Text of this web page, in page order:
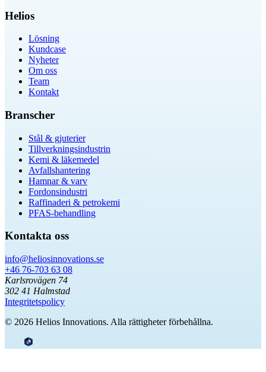
Helios
Lösning
Kundcase
Nyheter
Om oss
Team
Kontakt
Branscher
Stål & gjuterier
Tillverkningsindustrin
Kemi & läkemedel
Avfallshantering
Hamnar & varv
Fordonsindustri
Raffinaderi & petrokemi
PFAS-behandling
Kontakta oss
info@heliosinnovations.se
+46 76-703 63 08
Karlsrovägen 74
302 41 Halmstad
Integritetspolicy
© 2026 Helios Innovations. Alla rättigheter förbehållna.